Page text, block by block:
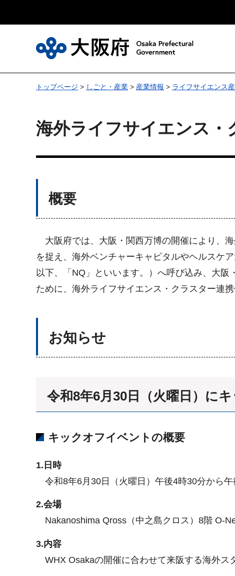
トップページ > しごと・産業 > 産業情報 > ライフサイエンス
海外ライフサイエンス・
概要
大阪府では、大阪・関西万博の開催により、
を捉え、海外ベンチャーキャピタルやヘルスケ
以下、「NQ」といいます。）へ呼び込み、大
ために、海外ライフサイエンス・クラスター連携
お知らせ
令和8年6月30日（火曜日）に
キックオフイベントの概要
1.日時
令和8年6月30日（火曜日）午後4時30分から
2.会場
Nakanoshima Qross（中之島クロス）8階 O-
3.内容
WHX Osakaの開催に合わせて来阪する海外ス